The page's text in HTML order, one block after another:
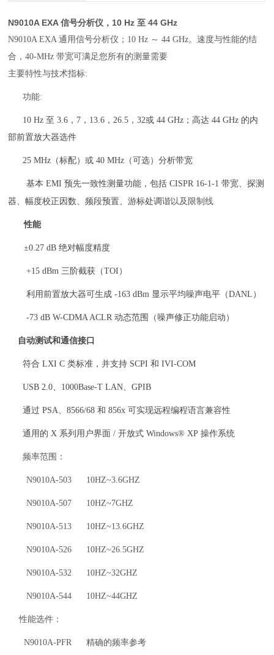
N9010A EXA 信号分析仪，10 Hz 至 44 GHz
N9010A EXA 通用信号分析仪；10 Hz ～ 44 GHz。速度与性能的结
合，40-MHz 带宽可满足您所有的测量需要
主要特性与技术指标:
功能:
10 Hz 至 3.6 ， 7 ， 13.6 ，26.5 ，32或 44 GHz ；高达 44 GHz 的内
部前置放大器选件
25 MHz （标配）或 40 MHz （可选）分析带宽
基本 EMI预先一致性测量功能，包括 CISPR 16-1-1带宽、探测
器、幅度校正因数、频段预置、游标处调谐以及限制线
性能
±0.27 dB绝对幅度精度
+15 dBm三阶截获（TOI ）
利用前置放大器可生成 -163 dBm 显示平均噪声电平（DANL ）
-73 dB W-CDMA ACLR动态范围（噪声修正功能启动）
自动测试和通信接口
符合 LXI C类标准，并支持 SCPI和 IVI-COM
USB 2.0、 1000Base-T LAN、GPIB
通过 PSA、8566/68和 856x可实现远程编程语言兼容性
通用的 X 系列用户界面 /开放式 Windows® XP操作系统
频率范围：
N9010A-503 10HZ~3.6GHZ
N9010A-507 10HZ~7GHZ
N9010A-513 10HZ~13.6GHZ
N9010A-526 10HZ~26.5GHZ
N9010A-532 10HZ~32GHZ
N9010A-544 10HZ~44GHZ
性能选件：
N9010A-PFR 精确的频率参考